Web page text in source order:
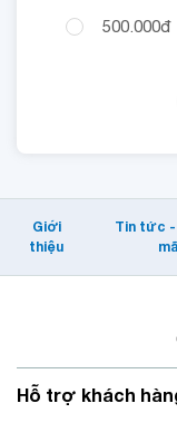
500.000đ
Giới
thiệu
Tin tức -
Hỗ trợ khách